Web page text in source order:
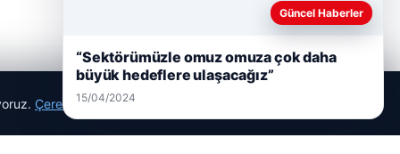
Çerez Politikamız
Güncel Haberler
“Sektörümüzle omuz omuza çok daha
büyük hedeflere ulaşacağız”
15/04/2024